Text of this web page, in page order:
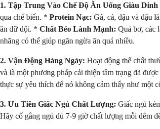
1. Tập Trung Vào Chế Độ Ăn Uống Giàu
qua chế biến. * Protein Nạc: Gà, cá, đậu và đậu
ăn dữ dội. * Chất Béo Lành Mạnh: Quả bơ, các
nhãng có thể giúp ngăn ngừa ăn quá nhiều.
2. Vận Động Hàng Ngày: Hoạt động thể chất
và là một phương pháp cải thiện tâm trạng đã
thực sự yêu thích để nó không cảm thấy như một
3. Ưu Tiên Giấc Ngủ Chất Lượng: Giấc ngủ
Hãy cố gắng ngủ đủ 7-9 giờ chất lượng mỗi đêm